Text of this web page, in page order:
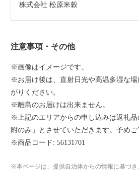
株式会社 松原米穀
注意事項・その他
※画像はイメージです。
※お届け後は、直射日光や高温多湿な
がりください。
※離島のお届けは出来ません。
※上記のエリアからの申し込みは返礼
附のみ」とさせていただきます。予めご
※商品コード: 56131701
本ページは、提供自治体からの情報に基づき